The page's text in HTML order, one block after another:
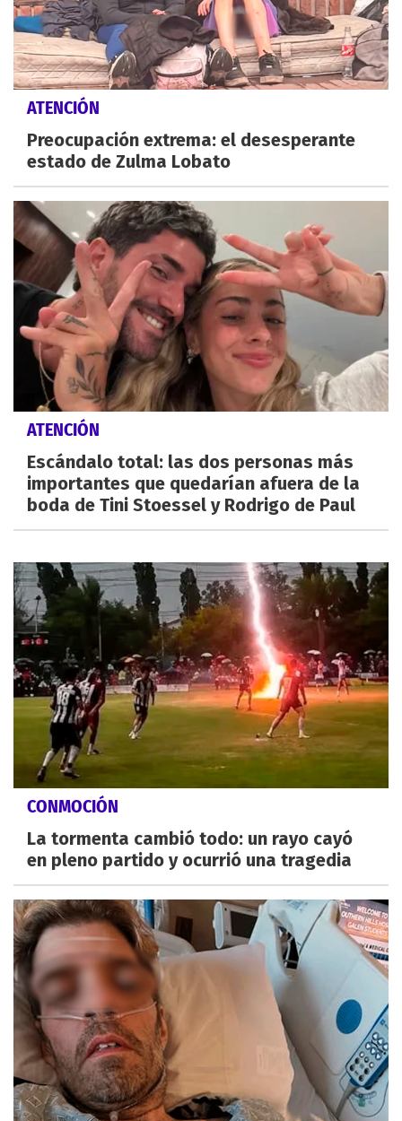
ATENCIÓN
Preocupación extrema: el desesperante
estado de Zulma Lobato
ATENCIÓN
Escándalo total: las dos personas más
importantes que quedarían afuera de la
boda de Tini Stoessel y Rodrigo de Paul
CONMOCIÓN
La tormenta cambió todo: un rayo cayó
en pleno partido y ocurrió una tragedia